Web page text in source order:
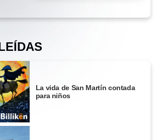
La vida de San Martín contada
para niños